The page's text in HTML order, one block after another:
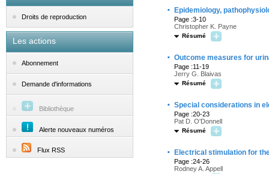
Droits de reproduction
Les actions
Abonnement
Demande d'informations
Bibliothèque
Alerte nouveaux numéros
Flux RSS
· Epidemiology,
Page :3-10
Christopher K. Payne
Résumé
· Outcome measures for
Page :11-19
Jerry G. Blaivas
Résumé
· Special considerations in
Page :20-23
Pat D. O'Donnell
Résumé
· Electrical stimulation for
Page :24-26
Rodney A. Appell